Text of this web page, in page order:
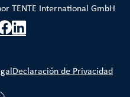
TENTE International GmbH
Declaración de Privacidad